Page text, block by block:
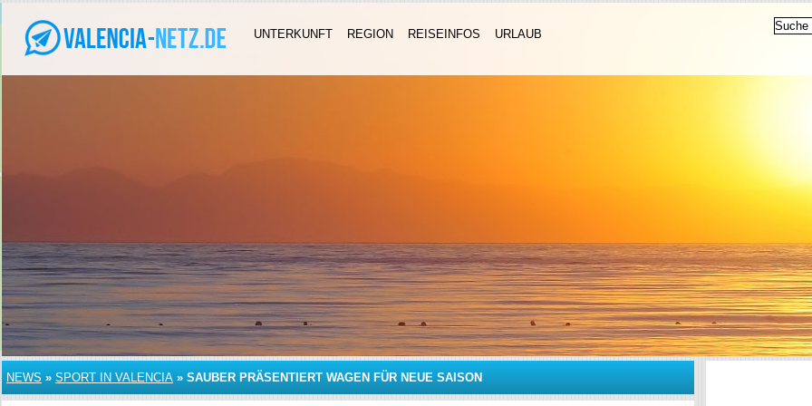
UNTERKUNFT REGION REISEINFOS URLAUB
NEWS » SPORT IN VALENCIA » SAUBER PRÄSENTIERT WAGEN FÜR NEUE SAISON